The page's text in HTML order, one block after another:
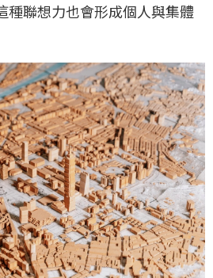
種聯想力也會形成個人與集體